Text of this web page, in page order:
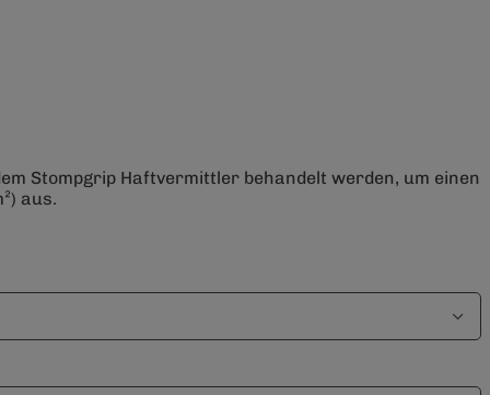
Stompgrip Haftvermittler behandelt werden, um einen
aus.